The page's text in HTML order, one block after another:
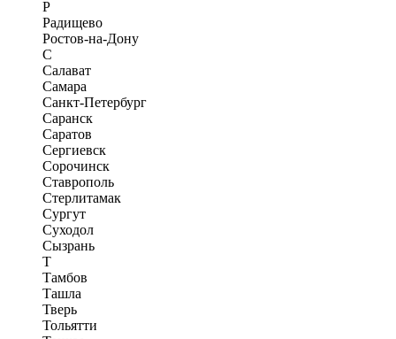
Р
Радищево
Ростов-на-Дону
С
Салават
Самара
Санкт-Петербург
Саранск
Саратов
Сергиевск
Сорочинск
Ставрополь
Стерлитамак
Сургут
Суходол
Сызрань
Т
Тамбов
Ташла
Тверь
Тольятти